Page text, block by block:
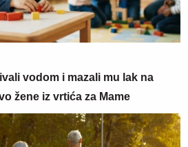
vodom i mazali mu lak na
žene iz vrtića za Mame